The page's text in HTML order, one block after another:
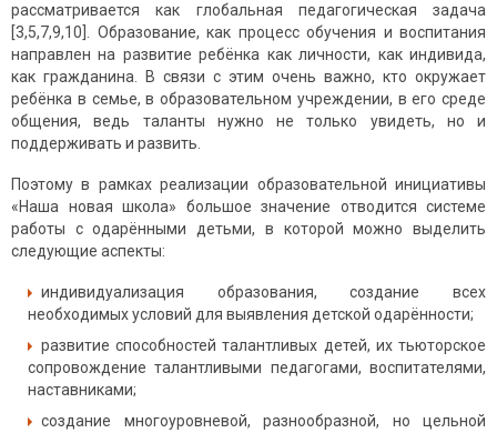
рассматривается как глобальная педагогическая задача
[3,5,7,9,10]. Образование, как процесс обучения и воспитания
направлен на развитие ребёнка как личности, как индивида,
как гражданина. В связи с этим очень важно, кто окружает
ребёнка в семье, в образовательном учреждении, в его среде
общения, ведь таланты нужно не только увидеть, но и
поддерживать и развить.
Поэтому в рамках реализации образовательной инициативы
«Наша новая школа» большое значение отводится системе
работы с одарёнными детьми, в которой можно выделить
следующие аспекты:
индивидуализация образования, создание всех
необходимых условий для выявления детской одарённости;
развитие способностей талантливых детей, их тьюторское
сопровождение талантливыми педагогами, воспитателями,
наставниками;
создание многоуровневой, разнообразной, но цельной